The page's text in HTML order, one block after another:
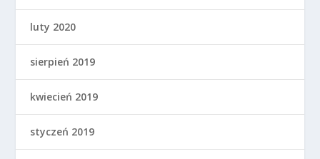
luty 2020
sierpień 2019
kwiecień 2019
styczeń 2019